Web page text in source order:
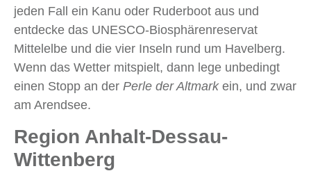
jeden Fall ein Kanu oder Ruderboot aus und
entdecke das UNESCO-Biosphärenreservat
Mittelelbe und die vier Inseln rund um Havelberg.
Wenn das Wetter mitspielt, dann lege unbedingt
einen Stopp an der Perle der Altmark ein, und zwar
am Arendsee.
Region Anhalt-Dessau-
Wittenberg